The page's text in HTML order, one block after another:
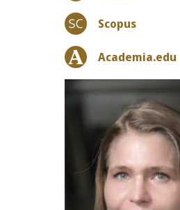
Scopus
Academia.edu